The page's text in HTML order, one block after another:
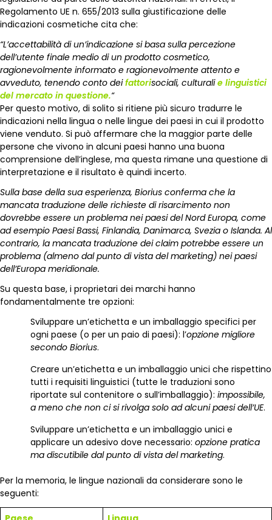
Regolamento UE n. 655/2013 sulla giustificazione delle
indicazioni cosmetiche cita che:
“L’accettabilità di un’indicazione si basa sulla percezione
dell’utente finale medio di un prodotto cosmetico,
ragionevolmente informato e ragionevolmente attento e
avveduto, tenendo conto deifattorisociali, culturalie linguistici
del mercato in questione.“
Per questo motivo, di solito si ritiene più sicuro tradurre le
indicazioni nella lingua o nelle lingue dei paesi in cui il prodotto
viene venduto. Si può affermare che la maggior parte delle
persone che vivono in alcuni paesi hanno una buona
comprensione dell’inglese, ma questa rimane una questione di
interpretazione e il risultato è quindi incerto.
Sulla base della sua esperienza, Biorius conferma che la
mancata traduzione delle richieste di risarcimento non
dovrebbe essere un problema nei paesi del Nord Europa, come
ad esempio Paesi Bassi, Finlandia, Danimarca, Svezia o Islanda. Al
contrario, la mancata traduzione dei claim potrebbe essere un
problema (almeno dal punto di vista del marketing) nei paesi
dell’Europa meridionale.
Su questa base, i proprietari dei marchi hanno
fondamentalmente tre opzioni:
Sviluppare un’etichetta e un imballaggio specifici per
ogni paese (o per un paio di paesi): l’opzione migliore
secondo Biorius.
Creare un’etichetta e un imballaggio unici che rispettino
tutti i requisiti linguistici (tutte le traduzioni sono
riportate sul contenitore o sull’imballaggio): impossibile,
a meno che non ci si rivolga solo ad alcuni paesi dell’UE.
Sviluppare un’etichetta e un imballaggio unici e
applicare un adesivo dove necessario: opzione pratica
ma discutibile dal punto di vista del marketing.
Per la memoria, le lingue nazionali da considerare sono le
seguenti: